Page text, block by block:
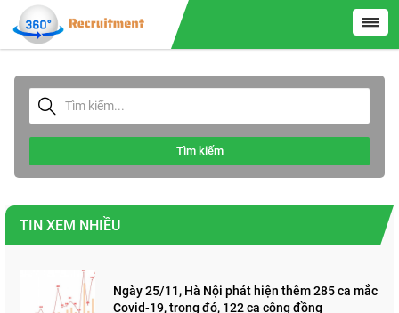
Tìm kiếm
TIN XEM NHIỀU
Ngày 25/11, Hà Nội phát hiện thêm 285 ca mắc
Covid-19, trong đó, 122 ca cộng đồng